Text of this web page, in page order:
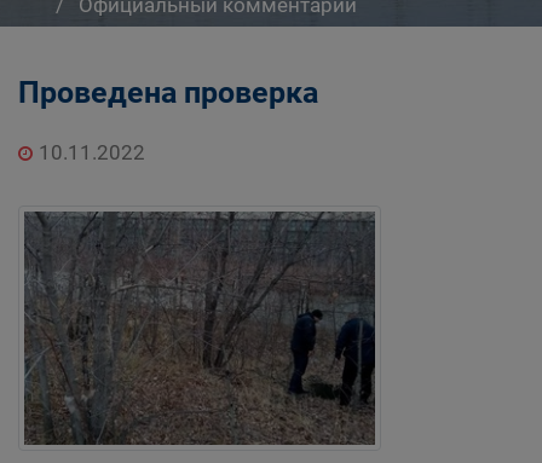
Проведена проверка
10.11.2022